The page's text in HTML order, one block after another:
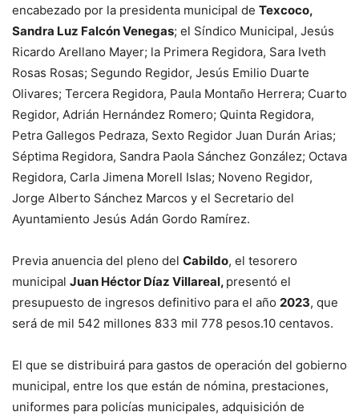
encabezado por la presidenta municipal de Texcoco,
Sandra Luz Falcón Venegas; el Síndico Municipal, Jesús
Ricardo Arellano Mayer; la Primera Regidora, Sara Iveth
Rosas Rosas; Segundo Regidor, Jesús Emilio Duarte
Olivares; Tercera Regidora, Paula Montaño Herrera; Cuarto
Regidor, Adrián Hernández Romero; Quinta Regidora,
Petra Gallegos Pedraza, Sexto Regidor Juan Durán Arias;
Séptima Regidora, Sandra Paola Sánchez González; Octava
Regidora, Carla Jimena Morell Islas; Noveno Regidor,
Jorge Alberto Sánchez Marcos y el Secretario del
Ayuntamiento Jesús Adán Gordo Ramírez.
Previa anuencia del pleno del Cabildo, el tesorero
municipal Juan Héctor Díaz Villareal, presentó el
presupuesto de ingresos definitivo para el año 2023, que
será de mil 542 millones 833 mil 778 pesos.10 centavos.
El que se distribuirá para gastos de operación del gobierno
municipal, entre los que están de nómina, prestaciones,
uniformes para policías municipales, adquisición de